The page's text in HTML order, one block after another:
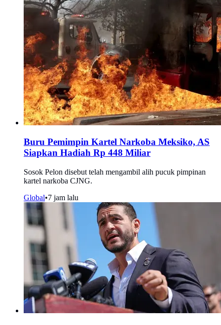
Buru Pemimpin Kartel Narkoba Meksiko, AS
Siapkan Hadiah Rp 448 Miliar
Sosok Pelon disebut telah mengambil alih pucuk pimpinan
kartel narkoba CJNG.
Global•7 jam lalu